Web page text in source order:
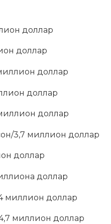
доллар
доллар
доллар
доллар
доллар
3,7 миллион доллар
доллар
доллар
миллион доллар
миллион доллар